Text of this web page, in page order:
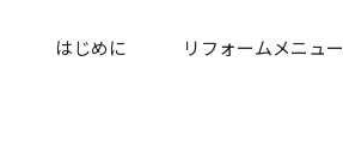
はじめに リフォームメニュー